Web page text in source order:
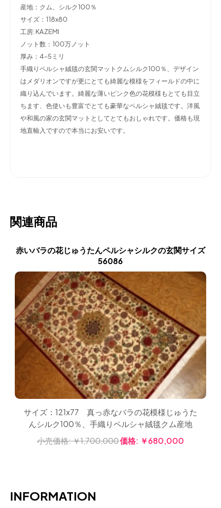
産地：クム、シルク100％
サイズ：118x80
工房: KAZEMI
ノット数：100万ノット
厚み：4-5ミリ
手織りペルシャ絨毯の玄関マットクムシルク100％、デザイン
はメダリオンですが更にとても綺麗な模様をフィールドの中に
織り込んでいます。綺麗な薄いピンク色の花模様もとても目立
ちます、色使いも豊富でとても豪華なペルシャ絨毯です。洋風
や和風の家の玄関マットとしてとてもおしゃれです。価格も現
地直輸入ですので本当にお安いです。
関連商品
赤いバラの花じゅうたんペルシャシルクの玄関サイズ
56086
サイズ：121x77 真っ赤なバラの花模様じゅうた
んシルク100％、手織りペルシャ絨毯クム産地
小売価格:￥1,700,000価格: ￥680,000
INFORMATION